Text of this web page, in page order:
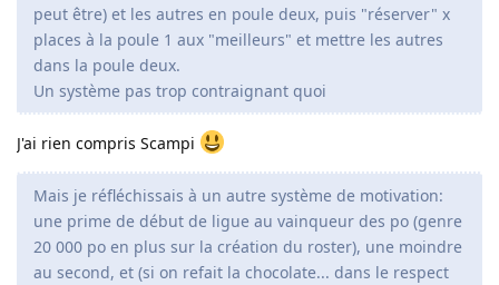
peut être) et les autres en poule deux, puis "réserver" x
places à la poule 1 aux "meilleurs" et mettre les autres
dans la poule deux.
Un système pas trop contraignant quoi
J'ai rien compris Scampi
Mais je réfléchissais à un autre système de motivation:
une prime de début de ligue au vainqueur des po (genre
20 000 po en plus sur la création du roster), une moindre
au second, et (si on refait la chocolate... dans le respect